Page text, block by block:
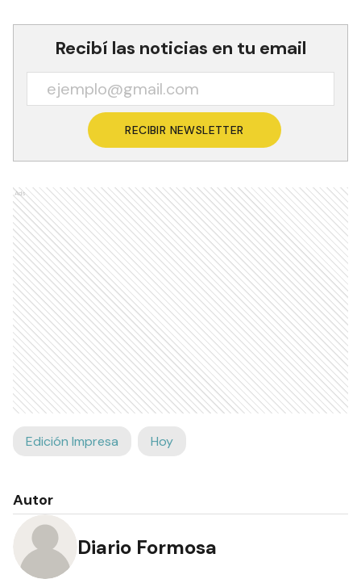
Recibí las noticias en tu email
RECIBIR NEWSLETTER
Ads
Edición Impresa Hoy
Autor
Diario Formosa